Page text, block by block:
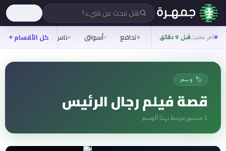
هل تبحث عن شيء؟
آخر تحديثقبل 9 دقائق تدافع أسواق ناس روح
كل الأقسام
🏷️ وسم
قصة فيلم رجال الرئيس
1 منشور مرتبط بهذا الوسم